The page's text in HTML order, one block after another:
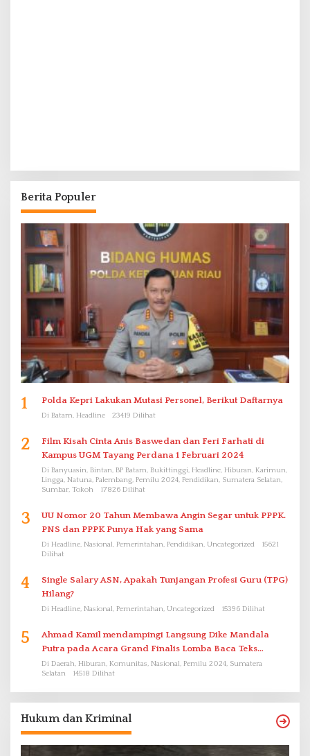
Berita Populer
1 Polda Kepri Lakukan Mutasi Personel, Berikut Daftarnya
Di Batam, Headline 23419 Dilihat
2
Film Kisah Cinta Anis Baswedan dan Feri Farhati di
Kampus UGM Tayang Perdana 1 Februari 2024
Di Banyuasin, Bintan, BP Batam, Bukittinggi, Headline, Hiburan, Karimun,
Lingga, Natuna, Palembang, Pemilu 2024, Pendidikan, Sumatera Selatan,
Sumbar, Tokoh
17826 Dilihat
3
UU Nomor 20 Tahun Membawa Angin Segar untuk PPPK.
PNS dan PPPK Punya Hak yang Sama
Di Headline, Nasional, Pemerintahan, Pendidikan, Uncategorized
15621
Dilihat
4
Single Salary ASN, Apakah Tunjangan Profesi Guru (TPG)
Hilang?
Di Headline, Nasional, Pemerintahan, Uncategorized 15396 Dilihat
5
Ahmad Kamil mendampingi Langsung Dike Mandala
Putra pada Acara Grand Finalis Lomba Baca Teks
Proklamasi Mirip Bung Karno di Bali
Di Daerah, Hiburan, Komunitas, Nasional, Pemilu 2024, Sumatera
Selatan
14518 Dilihat
Hukum dan Kriminal